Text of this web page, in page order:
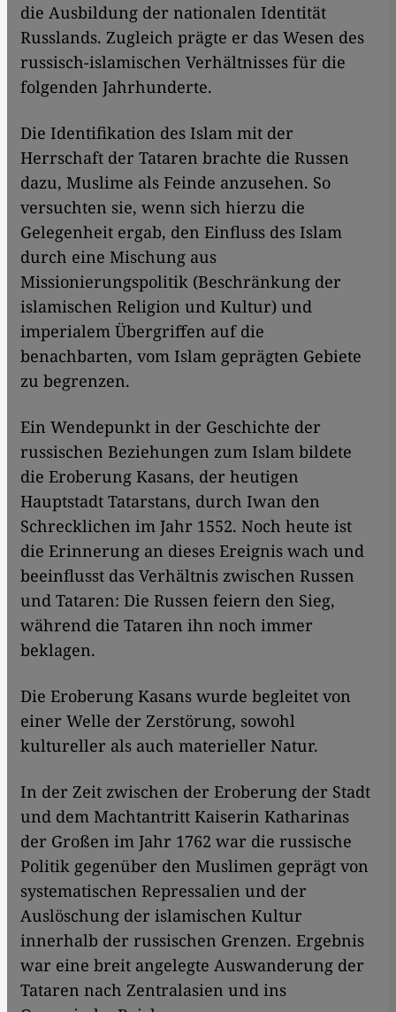
die Ausbildung der nationalen Identität
Russlands. Zugleich prägte er das Wesen des
russisch-islamischen Verhältnisses für die
folgenden Jahrhunderte.
Die Identifikation des Islam mit der
Herrschaft der Tataren brachte die Russen
dazu, Muslime als Feinde anzusehen. So
versuchten sie, wenn sich hierzu die
Gelegenheit ergab, den Einfluss des Islam
durch eine Mischung aus
Missionierungspolitik (Beschränkung der
islamischen Religion und Kultur) und
imperialem Übergriffen auf die
benachbarten, vom Islam geprägten Gebiete
zu begrenzen.
Ein Wendepunkt in der Geschichte der
russischen Beziehungen zum Islam bildete
die Eroberung Kasans, der heutigen
Hauptstadt Tatarstans, durch Iwan den
Schrecklichen im Jahr 1552. Noch heute ist
die Erinnerung an dieses Ereignis wach und
beeinflusst das Verhältnis zwischen Russen
und Tataren: Die Russen feiern den Sieg,
während die Tataren ihn noch immer
beklagen.
Die Eroberung Kasans wurde begleitet von
einer Welle der Zerstörung, sowohl
kultureller als auch materieller Natur.
In der Zeit zwischen der Eroberung der Stadt
und dem Machtantritt Kaiserin Katharinas
der Großen im Jahr 1762 war die russische
Politik gegenüber den Muslimen geprägt von
systematischen Repressalien und der
Auslöschung der islamischen Kultur
innerhalb der russischen Grenzen. Ergebnis
war eine breit angelegte Auswanderung der
Tataren nach Zentralasien und ins